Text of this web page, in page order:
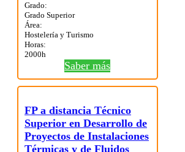
Grado:
Grado Superior
Área:
Hostelería y Turismo
Horas:
2000h
Saber más
FP a distancia Técnico
Superior en Desarrollo de
Proyectos de Instalaciones
Térmicas y de Fluidos